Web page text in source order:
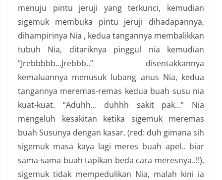
menuju pintu jeruji yang terkunci, kemudian
sigemuk membuka pintu jeruji dihadapannya,
dihampirinya Nia , kedua tangannya membalikkan
tubuh Nia, ditariknya pinggul nia kemudian
“Jrebbbbb…Jrebbb..” disentakkannya
kemaluannya menusuk lubang anus Nia, kedua
tangannya meremas-remas kedua buah susu nia
kuat-kuat. “Aduhh… duhhh sakit pak…” Nia
mengeluh kesakitan ketika sigemuk meremas
buah Susunya dengan kasar, (red: duh gimana sih
sigemuk masa kaya lagi meres buah apel.. biar
sama-sama buah tapikan beda cara meresnya..!!),
sigemuk tidak mempedulikan Nia, malah kini ia